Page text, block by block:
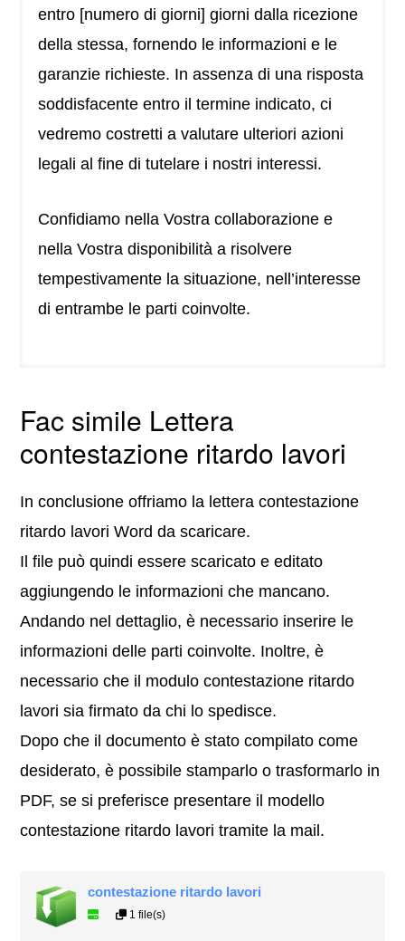
entro [numero di giorni] giorni dalla ricezione
della stessa, fornendo le informazioni e le
garanzie richieste. In assenza di una risposta
soddisfacente entro il termine indicato, ci
vedremo costretti a valutare ulteriori azioni
legali al fine di tutelare i nostri interessi.
Confidiamo nella Vostra collaborazione e
nella Vostra disponibilità a risolvere
tempestivamente la situazione, nell’interesse
di entrambe le parti coinvolte.
Fac simile Lettera
contestazione ritardo lavori
In conclusione offriamo la lettera contestazione
ritardo lavori Word da scaricare.
Il file può quindi essere scaricato e editato
aggiungendo le informazioni che mancano.
Andando nel dettaglio, è necessario inserire le
informazioni delle parti coinvolte. Inoltre, è
necessario che il modulo contestazione ritardo
lavori sia firmato da chi lo spedisce.
Dopo che il documento è stato compilato come
desiderato, è possibile stamparlo o trasformarlo in
PDF, se si preferisce presentare il modello
contestazione ritardo lavori tramite la mail.
contestazione ritardo lavori
1 file(s)